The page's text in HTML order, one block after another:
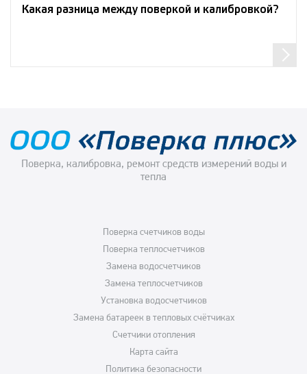
Какая разница между поверкой и калибровкой?
Поверка, калибровка, ремонт средств измерений воды и
тепла
Поверка счетчиков воды
Поверка теплосчетчиков
Замена водосчетчиков
Замена теплосчетчиков
Установка водосчетчиков
Замена батареек в тепловых счётчиках
Счетчики отопления
Карта сайта
Политика безопасности